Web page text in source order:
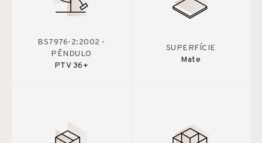
BS7976-2:2002 -
PÊNDULO
PTV 36+
SUPERFÍCIE
Mate